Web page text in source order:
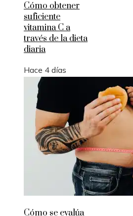
Cómo obtener
suficiente
vitamina C a
través de la dieta
diaria
Hace 4 días
Cómo se evalúa